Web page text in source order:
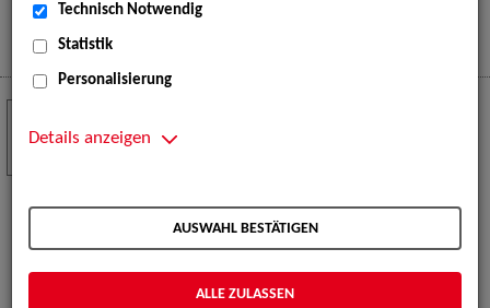
Musik und beeindruckender Live-Performances.
Mehr
Serienfestival Weimar
TeleVisionale – Film- und Serienfestival in Weimar
und Eventpartnerin des Crew Call Weimar.
Mehr
NOV
Technisch Notwendig
Statistik
Personalisierung
Details anzeigen
AUSWAHL BESTÄTIGEN
ALLE ZULASSEN